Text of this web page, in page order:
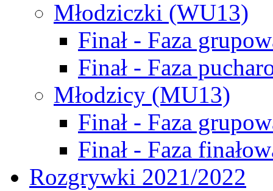
Młodziczki (WU13)
Finał - Faza
Finał - Faza
Młodzicy (MU13)
Finał - Faza
Finał - Faza
Rozgrywki 2021/2022